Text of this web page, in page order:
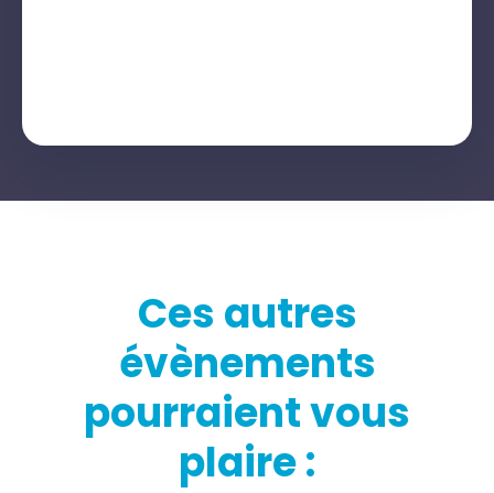
Ces autres
évènements
pourraient vous
plaire :